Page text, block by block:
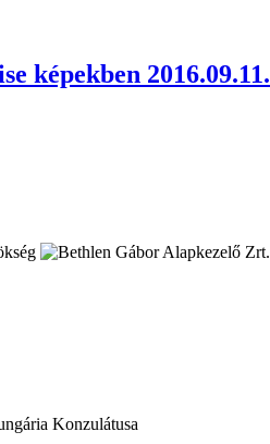
képekben 2016.09.11.
Konzulátusa